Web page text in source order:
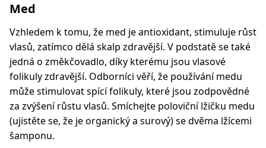
Med
Vzhledem k tomu, že med je antioxidant, stimuluje růst
vlasů, zatímco dělá skalp zdravější. V podstatě se také
jedná o změkčovadlo, díky kterému jsou vlasové
folikuly zdravější. Odborníci věří, že používání medu
může stimulovat spící folikuly, které jsou zodpovědné
za zvýšení růstu vlasů. Smíchejte poloviční lžičku medu
(ujistěte se, že je organický a surový) se dvěma lžícemi
šamponu.